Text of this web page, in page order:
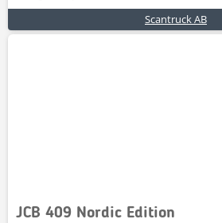
Scantruck AB
JCB 409 Nordic Edition